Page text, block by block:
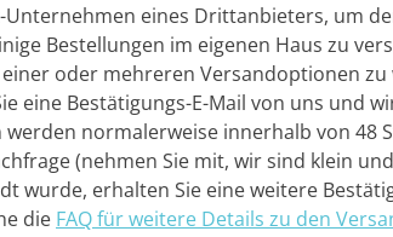
eines Drittanbieters, um
Bestellungen im eigenen Haus zu
oder mehreren Versandoptionen
eine Bestätigungs-E-Mail von uns und
normalerweise innerhalb von 48
(nehmen Sie mit, wir sind klein
wurde, erhalten Sie eine weitere
die FAQ für weitere Details zu den